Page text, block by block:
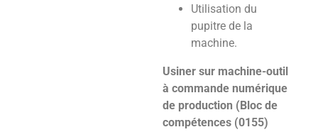
Utilisation du
pupitre de la
machine.
Usiner sur machine-outil
à commande numérique
de production (Bloc de
compétences (0155)